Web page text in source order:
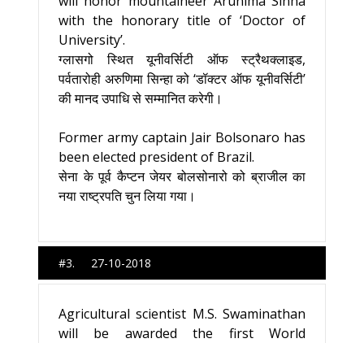
with the honorary title of ‘Doctor of
University’.
ग्‍लासगो स्थित यूनीवर्सिटी ऑफ स्‍ट्रैथक्‍लाइड,
पर्वतारोही अरुणिमा सिन्‍हा को ‘डॉक्‍टर ऑफ यूनीवर्सिटी’
की मानद उपाधि से सम्‍मानित करेगी।
Former army captain Jair Bolsonaro has
been elected president of Brazil.
सेना के पूर्व कैप्टन जेयर बोलसोनारो को ब्राजील का
नया राष्ट्रपति चुन लिया गया।
#3. 27-10-2018
Agricultural scientist M.S. Swaminathan
will be awarded the first World